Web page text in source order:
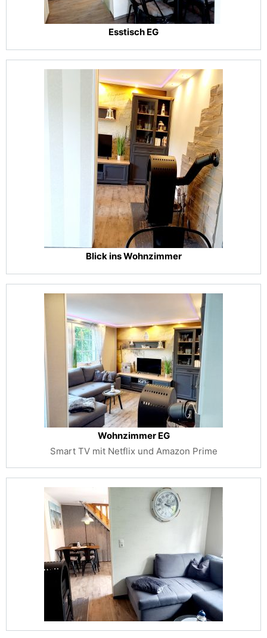
Esstisch EG
Blick ins Wohnzimmer
Wohnzimmer EG
Smart TV mit Netflix und Amazon Prime